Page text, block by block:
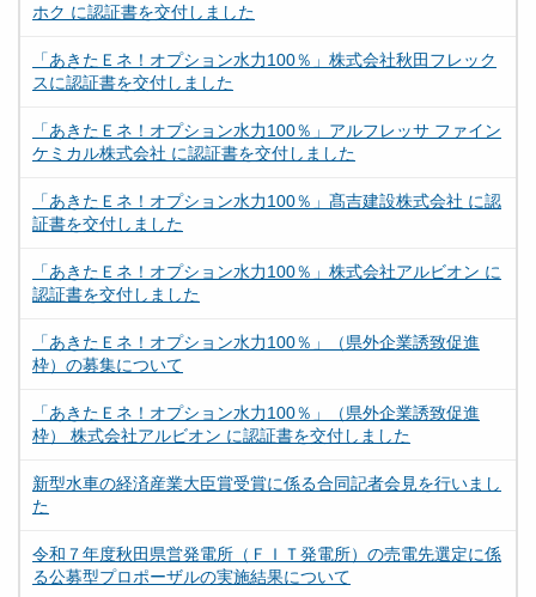
ホク に認証書を交付しました
「あきたＥネ！オプション水力100％」株式会社秋田フレック
スに認証書を交付しました
「あきたＥネ！オプション水力100％」アルフレッサ ファイン
ケミカル株式会社 に認証書を交付しました
「あきたＥネ！オプション水力100％」髙吉建設株式会社 に認
証書を交付しました
「あきたＥネ！オプション水力100％」株式会社アルビオン に
認証書を交付しました
「あきたＥネ！オプション水力100％」（県外企業誘致促進
枠）の募集について
「あきたＥネ！オプション水力100％」（県外企業誘致促進
枠） 株式会社アルビオン に認証書を交付しました
新型水車の経済産業大臣賞受賞に係る合同記者会見を行いまし
た
令和７年度秋田県営発電所（ＦＩＴ発電所）の売電先選定に係
る公募型プロポーザルの実施結果について